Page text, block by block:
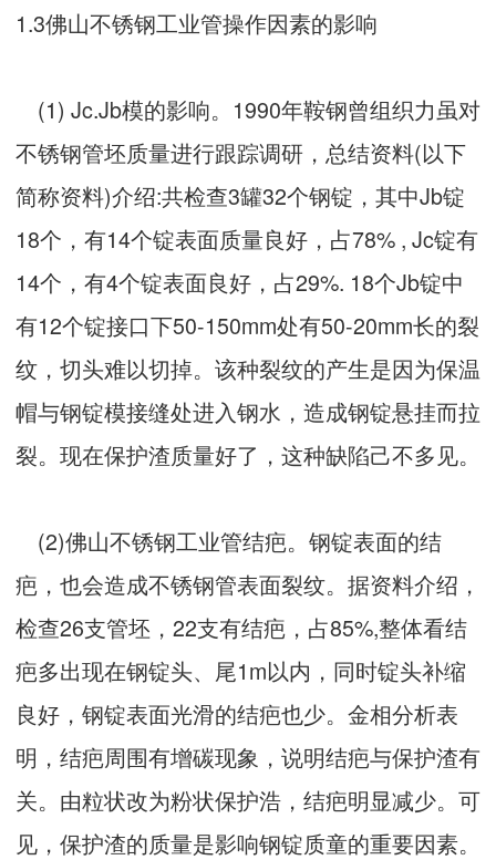
1.3佛山不锈钢工业管操作因素的影响
(1) Jc.Jb模的影响。1990年鞍钢曾组织力虽对
不锈钢管坯质量进行跟踪调研，总结资料(以下
简称资料)介绍:共检查3罐32个钢锭，其中Jb锭
18个，有14个锭表面质量良好，占78% , Jc锭有
14个，有4个锭表面良好，占29%. 18个Jb锭中
有12个锭接口下50-150mm处有50-20mm长的裂
纹，切头难以切掉。该种裂纹的产生是因为保温
帽与钢锭模接缝处进入钢水，造成钢锭悬挂而拉
裂。现在保护渣质量好了，这种缺陷己不多见。
(2)佛山不锈钢工业管结疤。钢锭表面的结
疤，也会造成不锈钢管表面裂纹。据资料介绍，
检查26支管坯，22支有结疤，占85%,整体看结
疤多出现在钢锭头、尾1m以内，同时锭头补缩
良好，钢锭表面光滑的结疤也少。金相分析表
明，结疤周围有增碳现象，说明结疤与保护渣有
关。由粒状改为粉状保护浩，结疤明显减少。可
见，保护渣的质量是影响钢锭质童的重要因素。